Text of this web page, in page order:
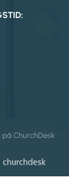
på ChurchDesk